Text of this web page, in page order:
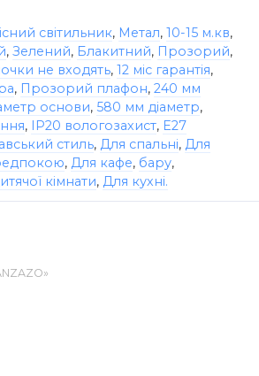
світильник, Метал, 10-15 м.кв,
, Зелений, Блакитний, Прозорий,
не входять, 12 міс гарантія,
, Прозорий плафон, 240 мм
основи, 580 мм діаметр,
, IP20 вологозахист, E27
стиль, Для спальні, Для
, Для кафе, бару,
кімнати, Для кухні.